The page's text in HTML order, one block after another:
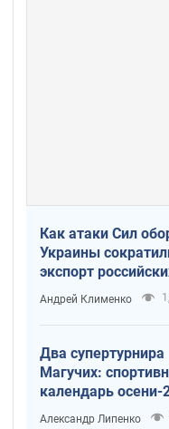
Как атаки Сил
Украины
экспорт
нефтепродуктов
Андрей Клименко
Два супертурнира
Магучих:
календарь осени-
Александр Липенко